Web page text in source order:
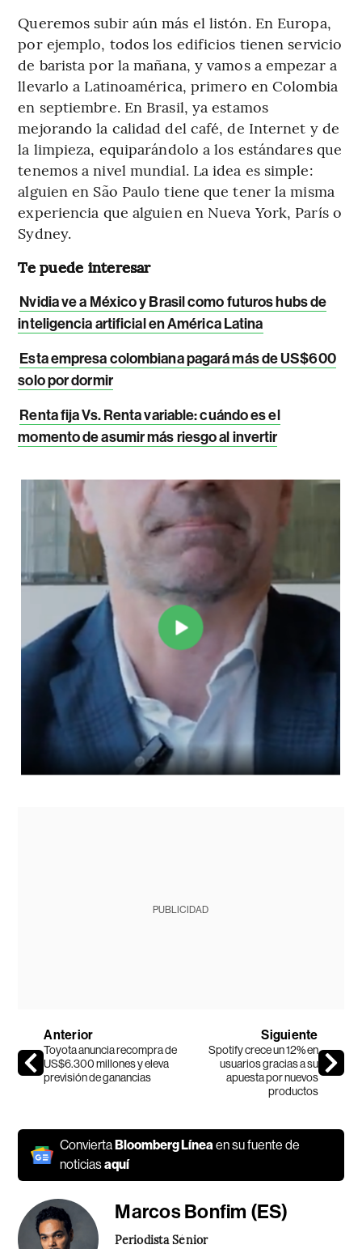
Queremos subir aún más el listón. En Europa,
por ejemplo, todos los edificios tienen servicio
de barista por la mañana, y vamos a empezar a
llevarlo a Latinoamérica, primero en Colombia
en septiembre. En Brasil, ya estamos
mejorando la calidad del café, de Internet y de
la limpieza, equiparándolo a los estándares que
tenemos a nivel mundial. La idea es simple:
alguien en São Paulo tiene que tener la misma
experiencia que alguien en Nueva York, París o
Sydney.
Te puede interesar
Nvidia ve a México y Brasil como futuros hubs de
inteligencia artificial en América Latina
Esta empresa colombiana pagará más de US$600
solo por dormir
Renta fija Vs. Renta variable: cuándo es el
momento de asumir más riesgo al invertir
PUBLICIDAD
Anterior
Toyota anuncia recompra de
US$6.300 millones y eleva
previsión de ganancias
Siguiente
Spotify crece un 12% en
usuarios gracias a su
apuesta por nuevos
productos
ConviertaBloomberg Líneaen su fuente de
noticiasaquí
Marcos Bonfim (ES)
Periodista Sénior